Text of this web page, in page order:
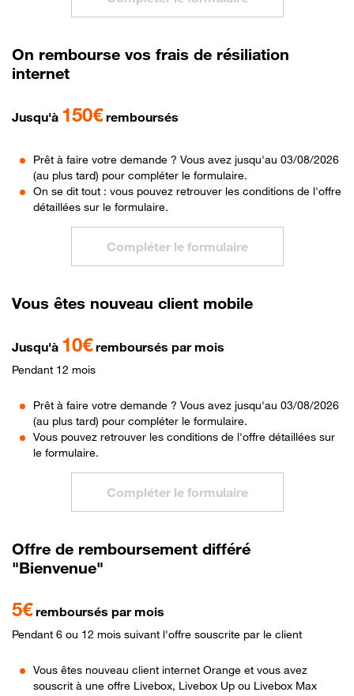
On rembourse vos frais de résiliation
internet
Jusqu'à 150€ remboursés
Prêt à faire votre demande ? Vous avez jusqu'au 03/08/2026
(au plus tard) pour compléter le formulaire.
On se dit tout : vous pouvez retrouver les conditions de l'offre
détaillées sur le formulaire.
Compléter le formulaire
Vous êtes nouveau client mobile
Jusqu'à 10€ remboursés par mois
Pendant 12 mois
Prêt à faire votre demande ? Vous avez jusqu'au 03/08/2026
(au plus tard) pour compléter le formulaire.
Vous pouvez retrouver les conditions de l'offre détaillées sur
le formulaire.
Compléter le formulaire
Offre de remboursement différé
"Bienvenue"
5€ remboursés par mois
Pendant 6 ou 12 mois suivant l'offre souscrite par le client
Vous êtes nouveau client internet Orange et vous avez
souscrit à une offre Livebox, Livebox Up ou Livebox Max